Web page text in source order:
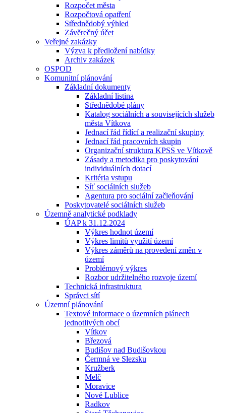
Rozpočet města
Rozpočtová opatření
Střednědobý výhled
Závěrečný účet
Veřejné zakázky
Výzva k předložení nabídky
Archiv zakázek
OSPOD
Komunitní plánování
Základní dokumenty
Základní listina
Střednědobé plány
Katalog sociálních a souvisejících služeb
města Vítkova
Jednací řád řídící a realizační skupiny
Jednací řád pracovních skupin
Organizační struktura KPSS ve Vítkově
Zásady a metodika pro poskytování
individuálních dotací
Kritéria vstupu
Síť sociálních služeb
Agentura pro sociální začleňování
Poskytovatelé sociálních služeb
Územně analytické podklady
ÚAP k 31.12.2024
Výkres hodnot území
Výkres limitů využití území
Výkres záměrů na provedení změn v
území
Problémový výkres
Rozbor udržitelného rozvoje území
Technická infrastruktura
Správci sítí
Územní plánování
Textové informace o územních plánech
jednotlivých obcí
Vítkov
Březová
Budišov nad Budišovkou
Čermná ve Slezsku
Kružberk
Melč
Moravice
Nové Lublice
Radkov